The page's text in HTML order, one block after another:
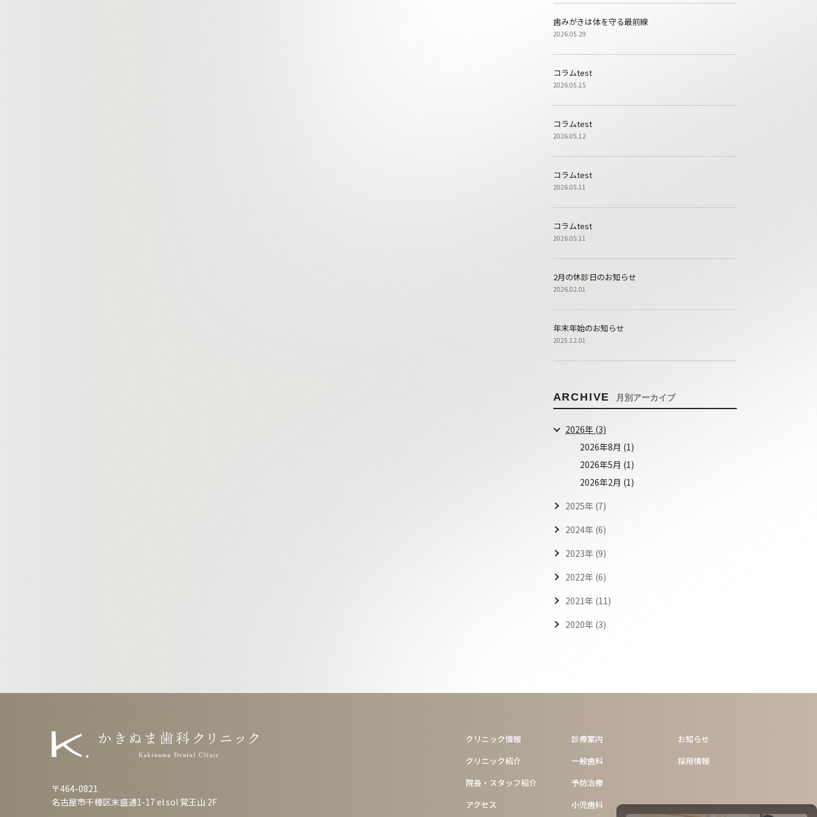
歯みがきは体を守る最前線
2026.05.29
コラムtest
2026.05.15
コラムtest
2026.05.12
コラムtest
2026.05.11
コラムtest
2026.05.11
2月の休診日のお知らせ
2026.02.01
年末年始のお知らせ
2025.12.01
ARCHIVE 月別アーカイブ
2026年 (3)
2026年8月 (1)
2026年5月 (1)
2026年2月 (1)
2025年 (7)
2024年 (6)
2023年 (9)
2022年 (6)
2021年 (11)
2020年 (3)
〒464-0821
名古屋市千種区末盛通1-17 el sol 覚王山 2F
クリニック情報
クリニック紹介
院長・スタッフ紹介
アクセス
診療案内
一般歯科
予防治療
小児歯科
お知らせ
採用情報